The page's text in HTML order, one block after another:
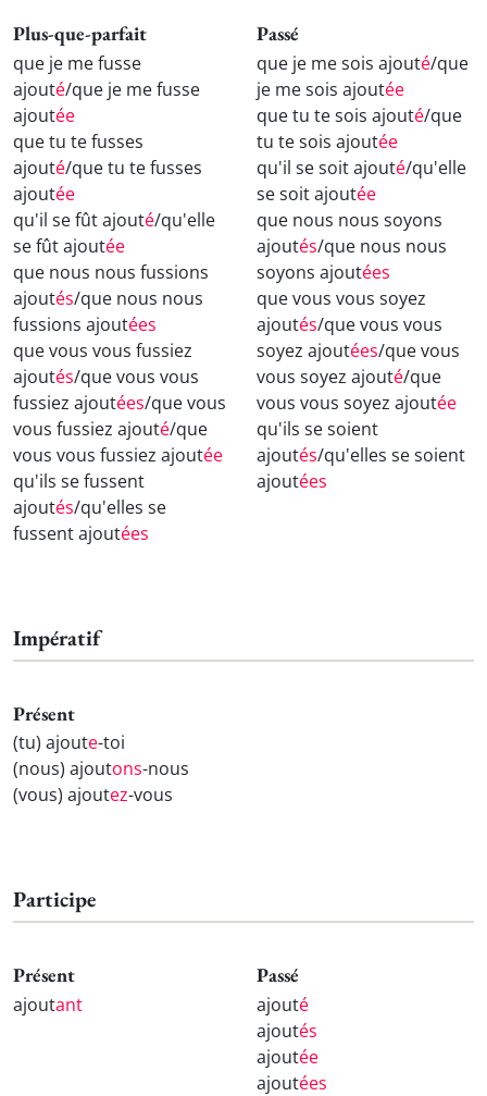
Plus-que-parfait
que je me fusse
ajouté/que je me fusse
ajoutée
que tu te fusses
ajouté/que tu te fusses
ajoutée
qu'il se fût ajouté/qu'elle
se fût ajoutée
que nous nous fussions
ajoutés/que nous nous
fussions ajoutées
que vous vous fussiez
ajoutés/que vous vous
fussiez ajoutées/que vous
vous fussiez ajouté/que
vous vous fussiez ajoutée
qu'ils se fussent
ajoutés/qu'elles se
fussent ajoutées
Passé
que je me sois ajouté/que
je me sois ajoutée
que tu te sois ajouté/que
tu te sois ajoutée
qu'il se soit ajouté/qu'elle
se soit ajoutée
que nous nous soyons
ajoutés/que nous nous
soyons ajoutées
que vous vous soyez
ajoutés/que vous vous
soyez ajoutées/que vous
vous soyez ajouté/que
vous vous soyez ajoutée
qu'ils se soient
ajoutés/qu'elles se soient
ajoutées
Impératif
Présent
(tu) ajoute-toi
(nous) ajoutons-nous
(vous) ajoutez-vous
Participe
Présent
ajoutant
Passé
ajouté
ajoutés
ajoutée
ajoutées